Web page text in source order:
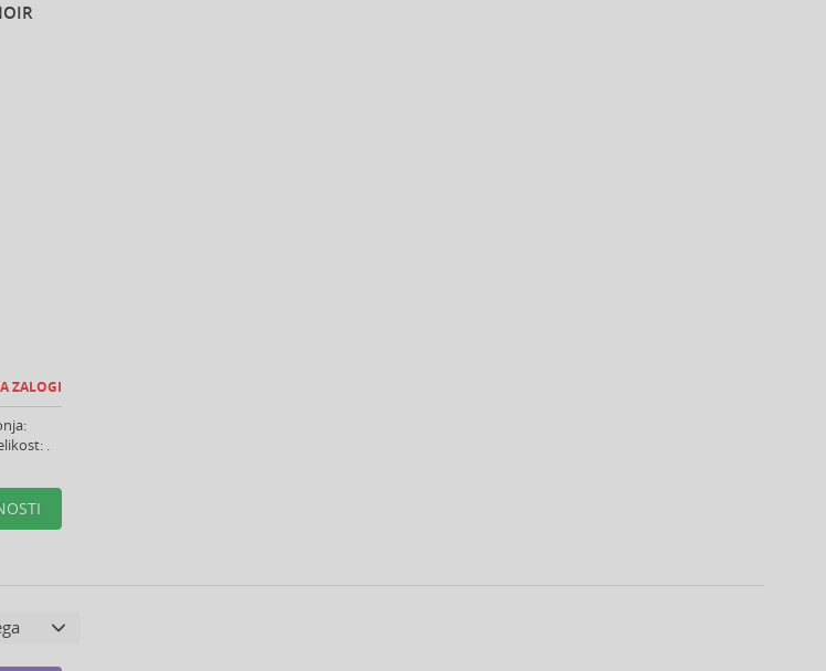
ZALOGI
.